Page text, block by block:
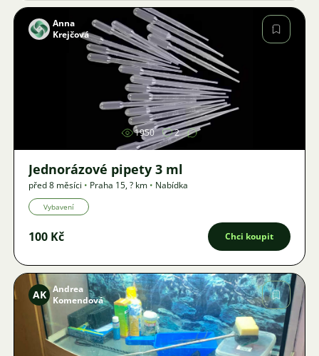
Obrázek
Anna
Krejčová
1950 2
Jednorázové pipety 3 ml
před 8 měsíci • Praha 15,? km • Nabídka
Vybavení
100 Kč Chci koupit
Obrázek
AK Andrea
Komendová